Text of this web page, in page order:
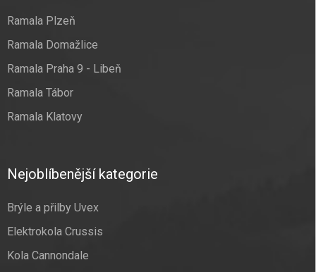
Ramala Plzeň
Ramala Domažlice
Ramala Praha 9 - Libeň
Ramala Tábor
Ramala Klatovy
Nejoblíbenější kategorie
Brýle a přilby Uvex
Elektrokola Crussis
Kola Cannondale